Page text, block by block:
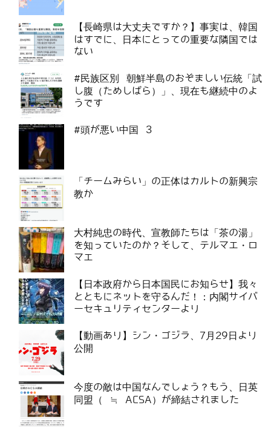
【長崎県は大丈夫ですか？】事実は、韓国
はすでに、日本にとっての重要な隣国では
ない
#民族区別 朝鮮半島のおぞましい伝統「試
し腹（ためしばら）」、現在も継続中のよ
うです
#頭が悪い中国 3
「チームみらい」の正体はカルトの新興宗
教か
大村純忠の時代、宣教師たちは「茶の湯」
を知っていたのか？そして、テルマエ・ロ
マエ
【日本政府から日本国民にお知らせ】我々
とともにネットを守るんだ！：内閣サイバ
ーセキュリティセンターより
【動画あり】シン・ゴジラ、7月29日より
公開
今度の敵は中国なんでしょう？もう、日英
同盟（ ≒ ACSA）が締結されました